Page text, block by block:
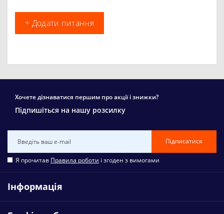
+ Додати питання
Хочете дізнаватися першим про акції і знижки?
Підпишіться на нашу розсилку
Підписатися
Я прочитав Правила роботи і згоден з вимогами
Інформація